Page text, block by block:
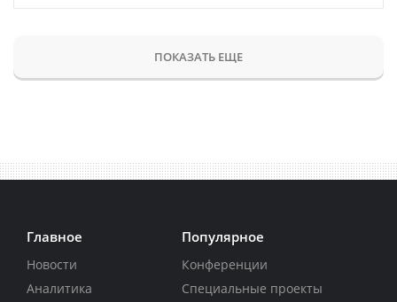
ПОКАЗАТЬ ЕЩЕ
Главное
Новости
Аналитика
Популярное
Конференции
Специальные проекты